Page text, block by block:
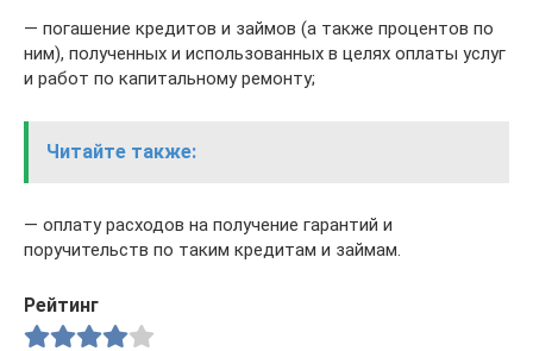
— погашение кредитов и займов (а также процентов по
ним), полученных и использованных в целях оплаты услуг
и работ по капитальному ремонту;
Читайте также:
— оплату расходов на получение гарантий и
поручительств по таким кредитам и займам.
Рейтинг